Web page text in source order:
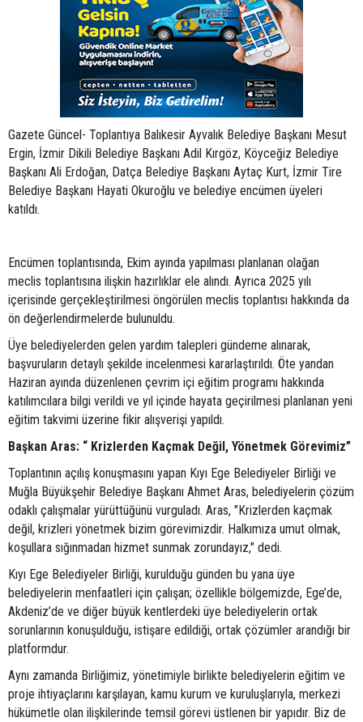
Gazete Güncel- Toplantıya Balıkesir Ayvalık Belediye Başkanı Mesut
Ergin, İzmir Dikili Belediye Başkanı Adil Kırgöz, Köyceğiz Belediye
Başkanı Ali Erdoğan, Datça Belediye Başkanı Aytaç Kurt, İzmir Tire
Belediye Başkanı Hayati Okuroğlu ve belediye encümen üyeleri
katıldı.
Encümen toplantısında, Ekim ayında yapılması planlanan olağan
meclis toplantısına ilişkin hazırlıklar ele alındı. Ayrıca 2025 yılı
içerisinde gerçekleştirilmesi öngörülen meclis toplantısı hakkında da
ön değerlendirmelerde bulunuldu.
Üye belediyelerden gelen yardım talepleri gündeme alınarak,
başvuruların detaylı şekilde incelenmesi kararlaştırıldı. Öte yandan
Haziran ayında düzenlenen çevrim içi eğitim programı hakkında
katılımcılara bilgi verildi ve yıl içinde hayata geçirilmesi planlanan yeni
eğitim takvimi üzerine fikir alışverişi yapıldı.
Başkan Aras: “ Krizlerden Kaçmak Değil, Yönetmek Görevimiz”
Toplantının açılış konuşmasını yapan Kıyı Ege Belediyeler Birliği ve
Muğla Büyükşehir Belediye Başkanı Ahmet Aras, belediyelerin çözüm
odaklı çalışmalar yürüttüğünü vurguladı. Aras, "Krizlerden kaçmak
değil, krizleri yönetmek bizim görevimizdir. Halkımıza umut olmak,
koşullara sığınmadan hizmet sunmak zorundayız," dedi.
Kıyı Ege Belediyeler Birliği, kurulduğu günden bu yana üye
belediyelerin menfaatleri için çalışan; özellikle bölgemizde, Ege’de,
Akdeniz’de ve diğer büyük kentlerdeki üye belediyelerin ortak
sorunlarının konuşulduğu, istişare edildiği, ortak çözümler arandığı bir
platformdur.
Aynı zamanda Birliğimiz, yönetimiyle birlikte belediyelerin eğitim ve
proje ihtiyaçlarını karşılayan, kamu kurum ve kuruluşlarıyla, merkezi
hükümetle olan ilişkilerinde temsil görevi üstlenen bir yapıdır. Biz de